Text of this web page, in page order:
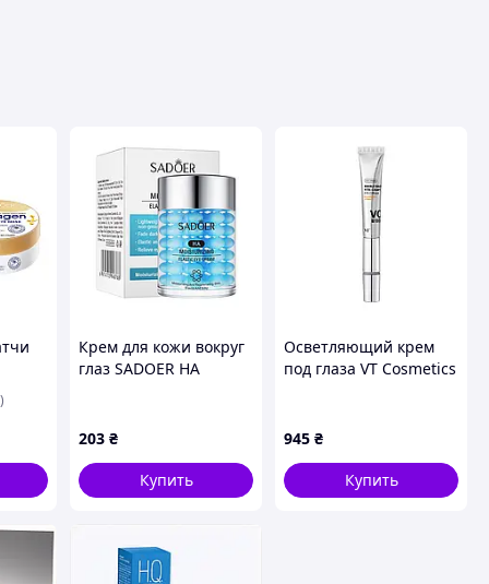
(60
Крем для кожи вокруг
глаз SADOER HA
2575
203 ₴
Купить
Осветляющий крем
под глаза VT Cosmetics
945 ₴
Купить